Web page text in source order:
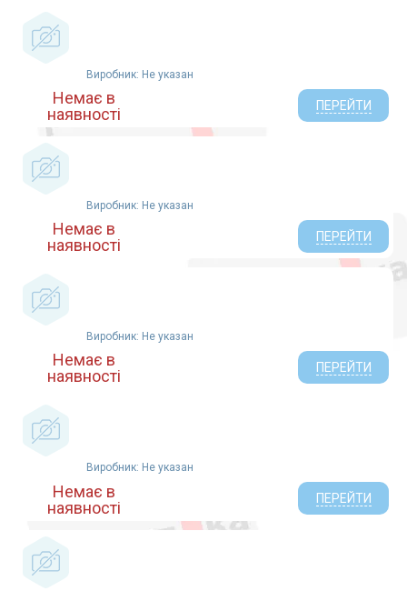
Виробник: Не указан
Немає в
наявності
ПЕРЕЙТИ
Виробник: Не указан
Немає в
наявності
ПЕРЕЙТИ
Виробник: Не указан
Немає в
наявності
ПЕРЕЙТИ
Виробник: Не указан
Немає в
наявності
ПЕРЕЙТИ